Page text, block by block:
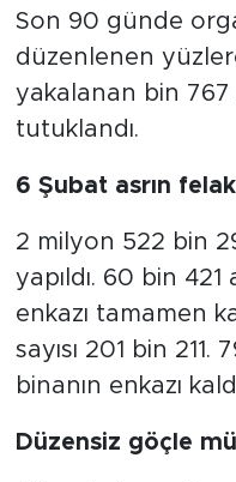
Son 90 günde
düzenlenen
yakalanan bin
tutuklandı.
6 Şubat asrın
2 milyon 522 bin
yapıldı. 60 bin 421
enkazı tamamen
sayısı 201 bin 211.
binanın enkazı
Düzensiz göçle